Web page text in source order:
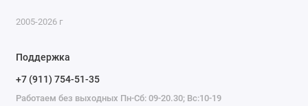
2005-2026 г
Поддержка
+7 (911) 754-51-35
Работаем без выходных Пн-Сб: 09-20.30; Вс:10-19